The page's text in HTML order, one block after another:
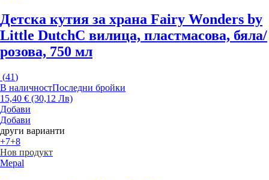
Детска кутия за храна Fairy Wonders by
Little DutchС вилица, пластмасова, бяла/
розова, 750 мл
(41)
В наличностПоследни бройки
15,40 € (30,12 Лв)
Добави
Добави
други варианти
+7+8
Нов продукт
Mepal